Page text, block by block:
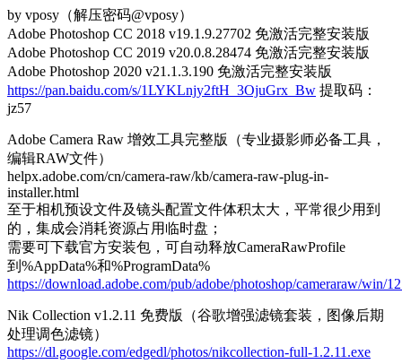
by vposy（解压密码@vposy）
Adobe Photoshop CC 2018 v19.1.9.27702 免激活完整安装版
Adobe Photoshop CC 2019 v20.0.8.28474 免激活完整安装版
Adobe Photoshop 2020 v21.1.3.190 免激活完整安装版
https://pan.baidu.com/s/1LYKLnjy2ftH_3OjuGrx_Bw 提取码：
jz57
Adobe Camera Raw 增效工具完整版（专业摄影师必备工具，
编辑RAW文件）
helpx.adobe.com/cn/camera-raw/kb/camera-raw-plug-in-
installer.html
至于相机预设文件及镜头配置文件体积太大，平常很少用到
的，集成会消耗资源占用临时盘；
需要可下载官方安装包，可自动释放CameraRawProfile
到%AppData%和%ProgramData%
https://download.adobe.com/pub/adobe/photoshop/cameraraw/win/
Nik Collection v1.2.11 免费版（谷歌增强滤镜套装，图像后期
处理调色滤镜）
https://dl.google.com/edgedl/photos/nikcollection-full-1.2.11.exe